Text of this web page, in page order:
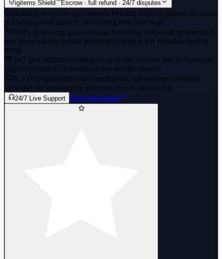
igitems Shield
Escrow · full refund · 24/7 disputes
Betaling in escrow gehouden Je betaling blijft bij igitems en wordt
pas vrijgegeven nadat je de levering hebt bevestigd.
100% geld-terug-garantieAls je bestelling niet wordt geleverd of
niet overeenkomt met de advertentie, krijg je het volledige bedrag
terug.
24/7 geschillenbeslechtingAls je er niet uitkomt met de verkoper,
grijpt ons team in en beslist op een eerlijke manier.
PCI DSS-gecertificeerde betalingenKaartbetalingen worden
verwerkt via versleutelde gateways van bankkwaliteit.
24/7 Live Support Meer informatie